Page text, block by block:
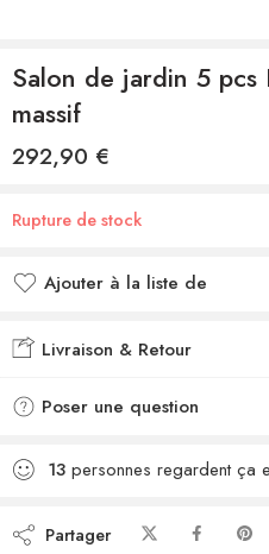
Salon de jardin 5 pcs
massif
292,90 €
Rupture de stock
Ajouter à la liste de
Ajouté à la liste de
Livraison & Retour
Poser une question
13 personnes regardent ça
Partager